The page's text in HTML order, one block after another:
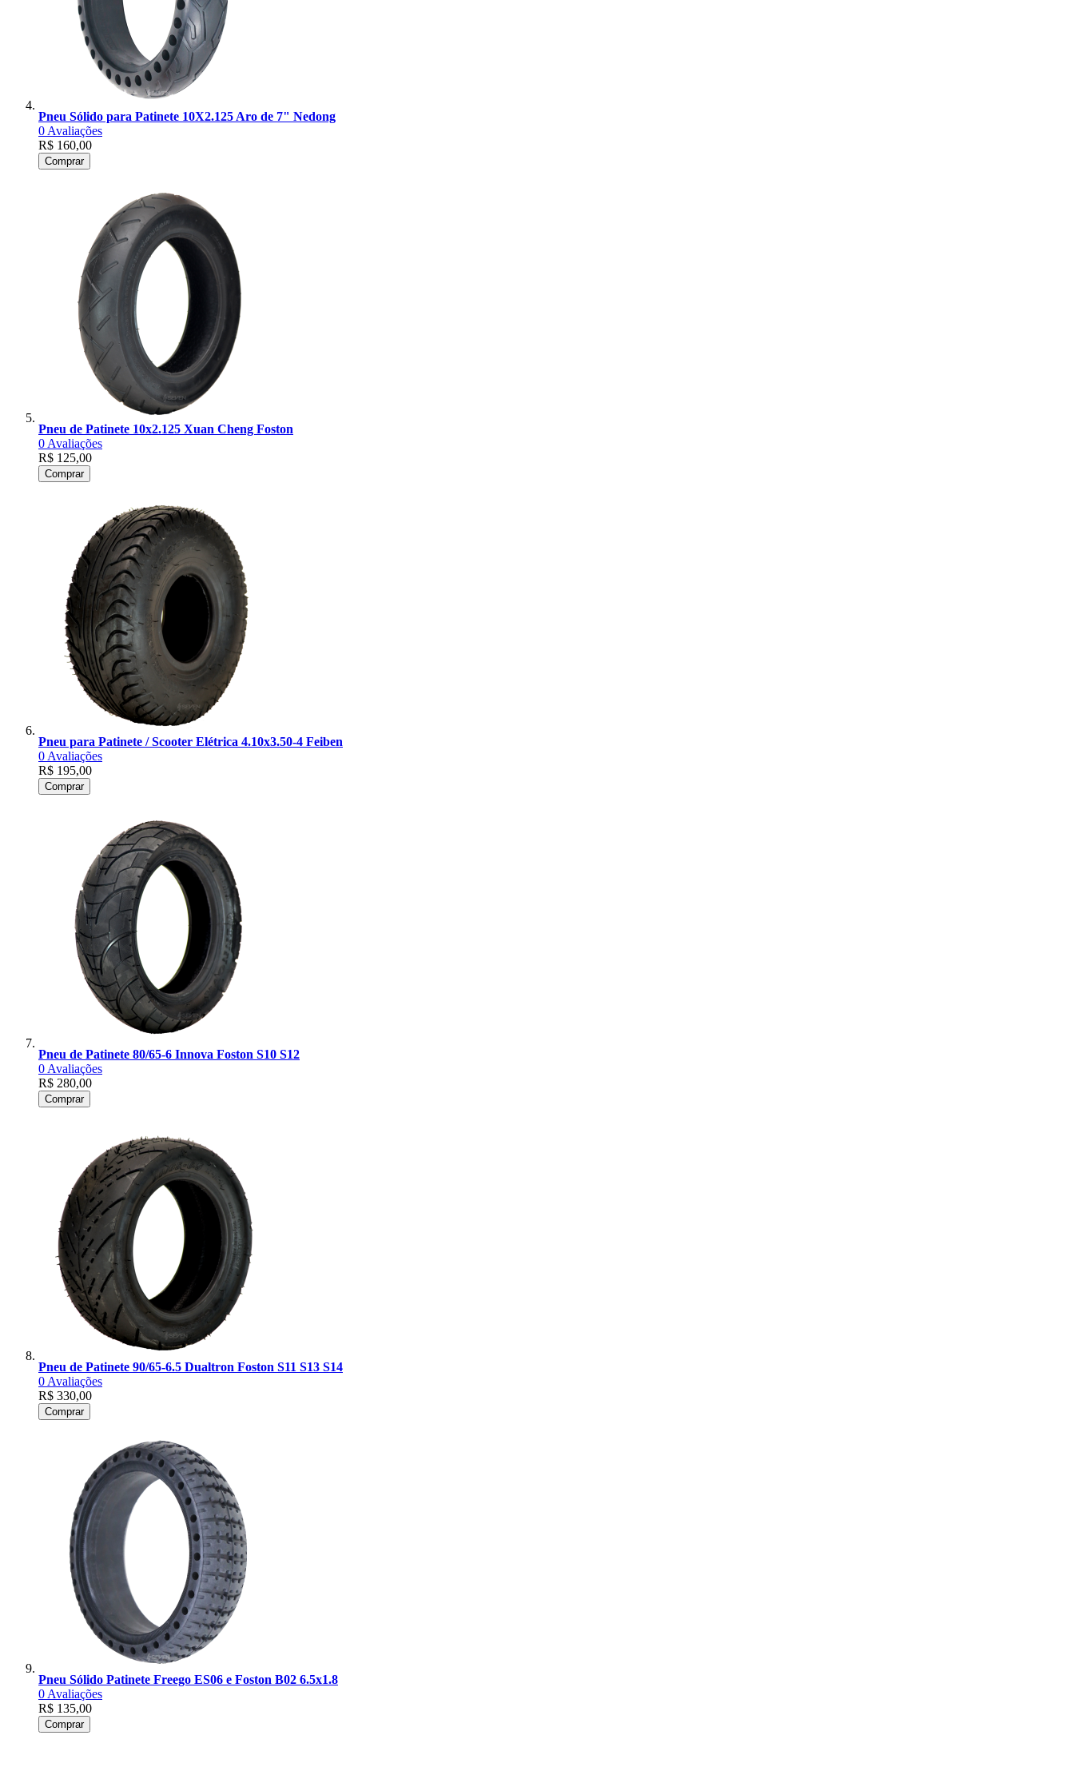
Pneu Sólido para Patinete 10X2.125 Aro de 7" Nedong
0 Avaliações
R$ 160,00
Comprar
Pneu de Patinete 10x2.125 Xuan Cheng Foston
0 Avaliações
R$ 125,00
Comprar
Pneu para Patinete / Scooter Elétrica 4.10x3.50-4 Feiben
0 Avaliações
R$ 195,00
Comprar
Pneu de Patinete 80/65-6 Innova Foston S10 S12
0 Avaliações
R$ 280,00
Comprar
Pneu de Patinete 90/65-6.5 Dualtron Foston S11 S13 S14
0 Avaliações
R$ 330,00
Comprar
Pneu Sólido Patinete Freego ES06 e Foston B02 6.5x1.8
0 Avaliações
R$ 135,00
Comprar